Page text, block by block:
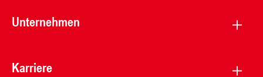
Unternehmen
Karriere